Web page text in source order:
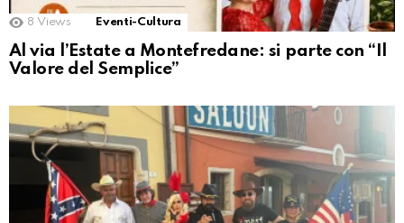
8 Views Eventi-Cultura
Al via l’Estate a Montefredane: si parte con “Il
Valore del Semplice”